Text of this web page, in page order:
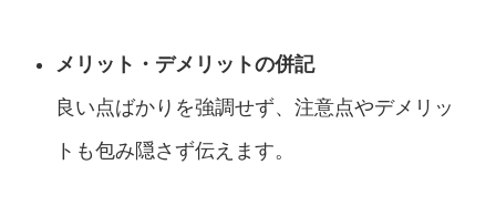
メリット・デメリットの併記
良い点ばかりを強調せず、注意点やデメリッ
トも包み隠さず伝えます。